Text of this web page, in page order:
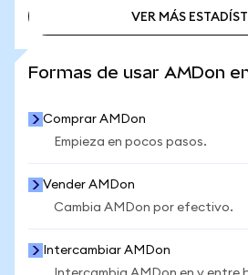
VER MÁS
Formas de usar AMDon
Comprar AMDon
Empieza en pocos pasos.
Vender AMDon
Cambia AMDon por efectivo.
Intercambiar AMDon